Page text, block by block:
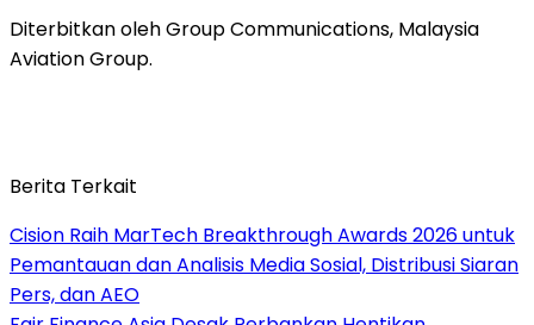
Diterbitkan oleh Group Communications, Malaysia
Aviation Group.
Berita Terkait
Cision Raih MarTech Breakthrough Awards 2026 untuk
Pemantauan dan Analisis Media Sosial, Distribusi Siaran
Pers, dan AEO